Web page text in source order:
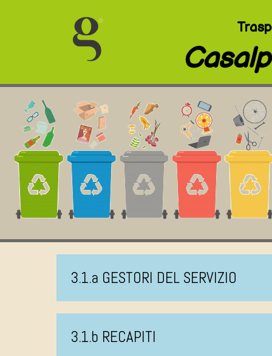
3.1.a GESTORI DEL SERVIZIO
3.1.b RECAPITI